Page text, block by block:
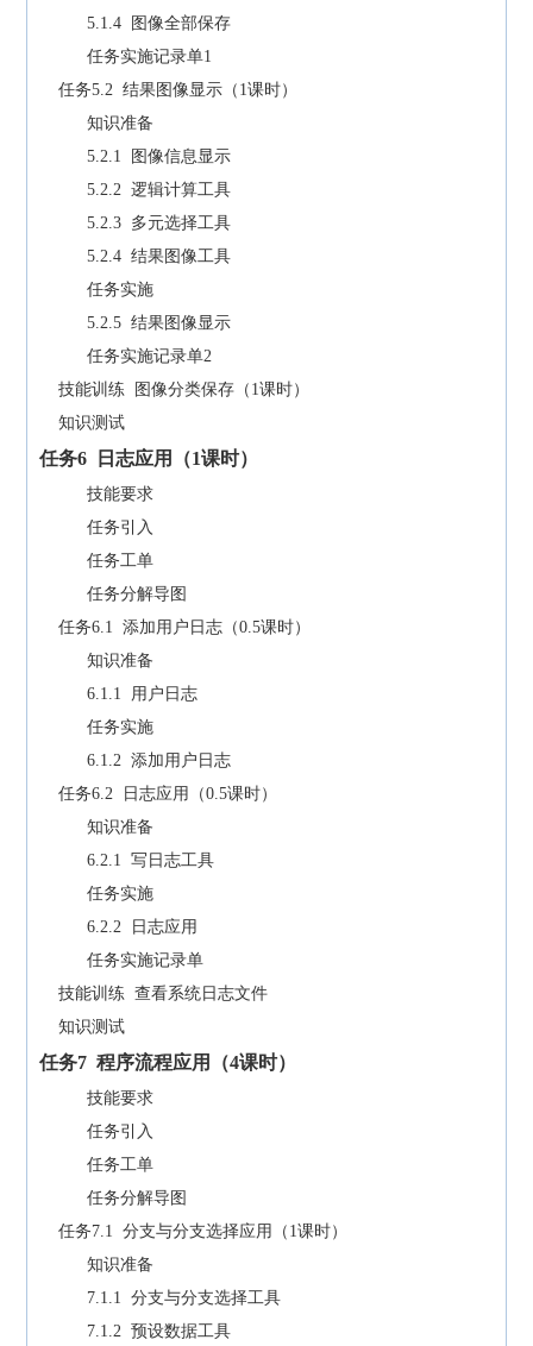
5.1.4 图像全部保存
任务实施记录单1
任务5.2 结果图像显示（1课时）
知识准备
5.2.1 图像信息显示
5.2.2 逻辑计算工具
5.2.3 多元选择工具
5.2.4 结果图像工具
任务实施
5.2.5 结果图像显示
任务实施记录单2
技能训练 图像分类保存（1课时）
知识测试
任务6 日志应用（1课时）
技能要求
任务引入
任务工单
任务分解导图
任务6.1 添加用户日志（0.5课时）
知识准备
6.1.1 用户日志
任务实施
6.1.2 添加用户日志
任务6.2 日志应用（0.5课时）
知识准备
6.2.1 写日志工具
任务实施
6.2.2 日志应用
任务实施记录单
技能训练 查看系统日志文件
知识测试
任务7 程序流程应用（4课时）
技能要求
任务引入
任务工单
任务分解导图
任务7.1 分支与分支选择应用（1课时）
知识准备
7.1.1 分支与分支选择工具
7.1.2 预设数据工具